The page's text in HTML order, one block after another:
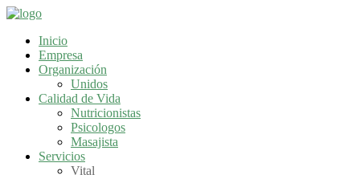
Inicio
Empresa
Organización
Unidos
Calidad de Vida
Nutricionistas
Psicologos
Masajista
Servicios
Vital